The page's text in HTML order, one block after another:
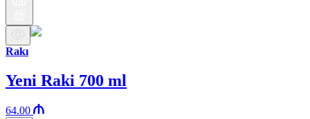
Rakı
Yeni Raki 700 ml
64.00